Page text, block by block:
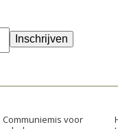
Inschrijven
Communiemis voor